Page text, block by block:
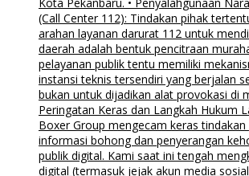
(Call Center 112): Tindakan pihak
arahan layanan darurat 112 untuk
daerah adalah bentuk pencitraan
pelayanan publik tentu memiliki
instansi teknis tersendiri yang berjalan
bukan untuk dijadikan alat provokasi di
Peringatan Keras dan Langkah Hukum
Boxer Group mengecam keras tindakan
informasi bohong dan penyerangan
publik digital. Kami saat ini tengah
digital (termasuk jejak akun media